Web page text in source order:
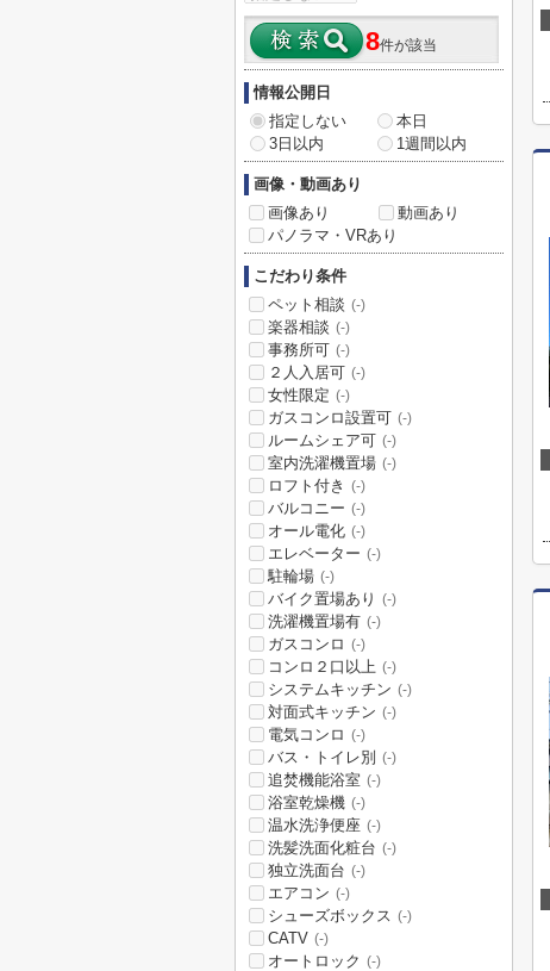
8件が該当
情報公開日
指定しない
本日
3日以内
1週間以内
画像・動画あり
画像あり
動画あり
パノラマ・VRあり
こだわり条件
ペット相談 (-)
楽器相談 (-)
事務所可 (-)
２人入居可 (-)
女性限定 (-)
ガスコンロ設置可 (-)
ルームシェア可 (-)
室内洗濯機置場 (-)
ロフト付き (-)
バルコニー (-)
オール電化 (-)
エレベーター (-)
駐輪場 (-)
バイク置場あり (-)
洗濯機置場有 (-)
ガスコンロ (-)
コンロ２口以上 (-)
システムキッチン (-)
対面式キッチン (-)
電気コンロ (-)
バス・トイレ別 (-)
追焚機能浴室 (-)
浴室乾燥機 (-)
温水洗浄便座 (-)
洗髪洗面化粧台 (-)
独立洗面台 (-)
エアコン (-)
シューズボックス (-)
CATV (-)
オートロック (-)